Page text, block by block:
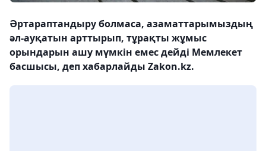
Әртараптандыру болмаса, азаматтарымыздың
әл-ауқатын арттырып, тұрақты жұмыс
орындарын ашу мүмкін емес дейді Мемлекет
басшысы, деп хабарлайды Zakon.kz.